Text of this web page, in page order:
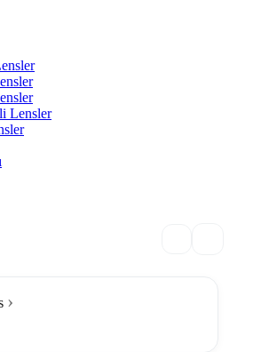
Lensler